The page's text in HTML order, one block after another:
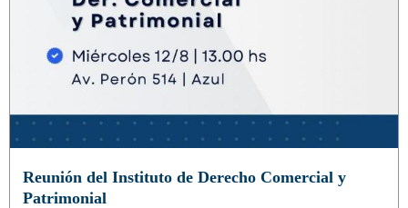
Reunión del Instituto de Derecho Comercial y
Patrimonial